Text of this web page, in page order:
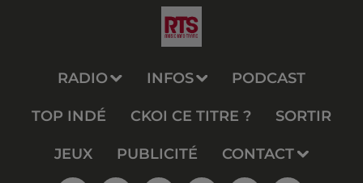
RADIO INFOS PODCAST
TOP INDÉ CKOI CE TITRE ? SORTIR
JEUX PUBLICITÉ CONTACT